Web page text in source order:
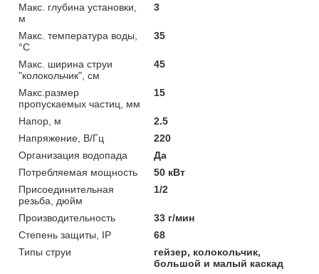
Макс. глубина установки,
м
3
Макс. температура воды,
°С
35
Макс. ширина струи
"колокольчик", см
45
Макс.размер
пропускаемых частиц, мм
15
Напор, м
2.5
Напряжение, В/Гц
220
Организация водопада
Да
Потребляемая мощность
50 кВт
Присоединительная
резьба, дюйм
1/2
Производительность
33 г/мин
Степень защиты, IP
68
Типы струи
гейзер, колокольчик,
большой и малый каскад